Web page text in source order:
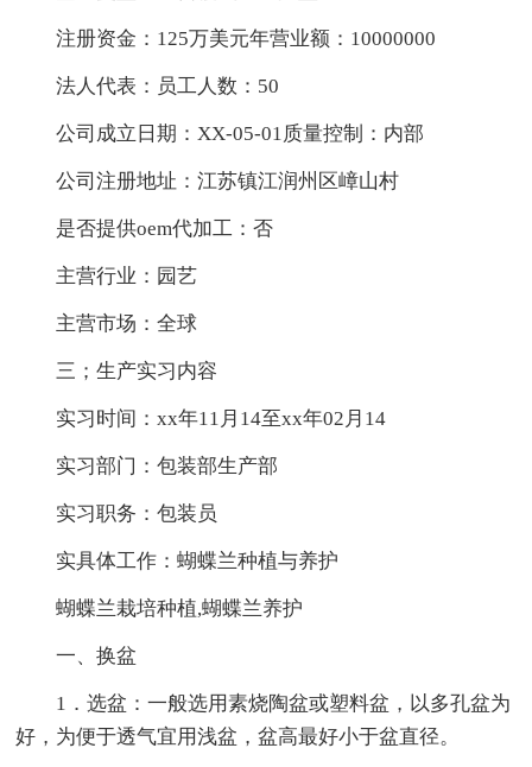
注册资金：125万美元年营业额：10000000
法人代表：员工人数：50
公司成立日期：XX-05-01质量控制：内部
公司注册地址：江苏镇江润州区嶂山村
是否提供oem代加工：否
主营行业：园艺
主营市场：全球
三；生产实习内容
实习时间：xx年11月14至xx年02月14
实习部门：包装部生产部
实习职务：包装员
实具体工作：蝴蝶兰种植与养护
蝴蝶兰栽培种植,蝴蝶兰养护
一、换盆
1．选盆：一般选用素烧陶盆或塑料盆，以多孔盆为
好，为便于透气宜用浅盆，盆高最好小于盆直径。